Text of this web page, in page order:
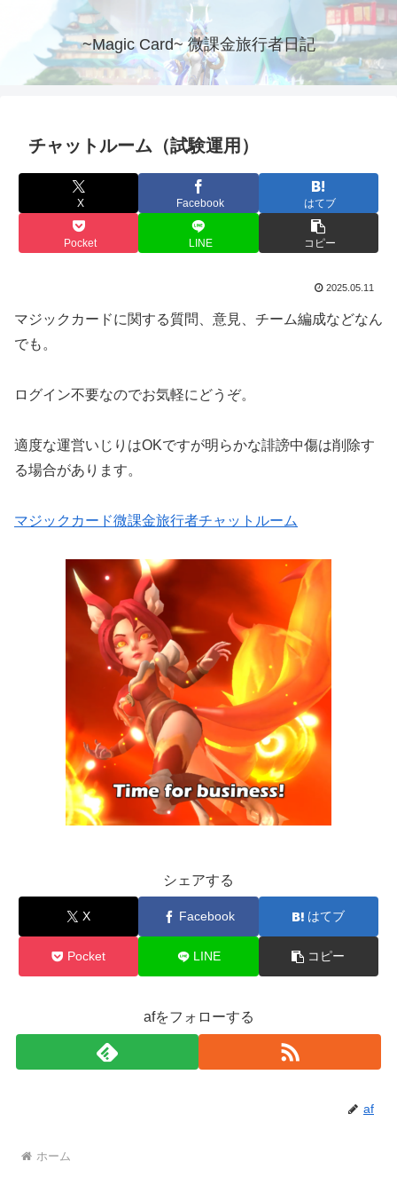
~Magic Card~ 微課金旅行者日記
チャットルーム（試験運用）
X Facebook はてブ
Pocket LINE コピー
2025.05.11
マジックカードに関する質問、意見、チーム編成などなん
でも。
ログイン不要なのでお気軽にどうぞ。
適度な運営いじりはOKですが明らかな誹謗中傷は削除す
る場合があります。
マジックカード微課金旅行者チャットルーム
シェアする
X Facebook はてブ
Pocket LINE コピー
afをフォローする
af
ホーム